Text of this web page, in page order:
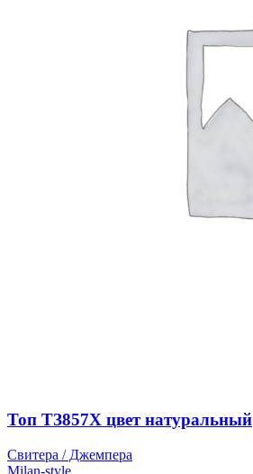
Топ ТЗ857Х цвет натуральный
Свитера / Джемпера
Milan-style